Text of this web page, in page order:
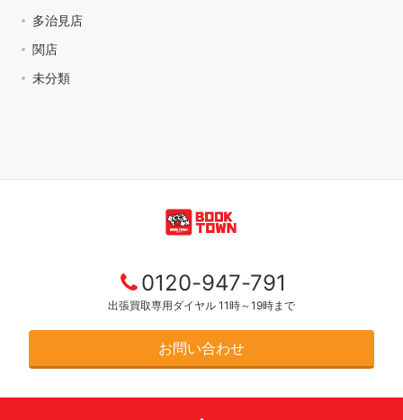
多治見店
関店
未分類
0120-947-791
出張買取専用ダイヤル 11時～19時まで
お問い合わせ